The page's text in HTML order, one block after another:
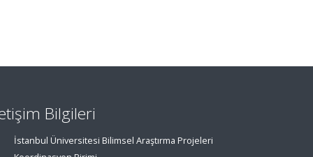
Bilgileri
İstanbul Üniversitesi Bilimsel Araştırma Projeleri